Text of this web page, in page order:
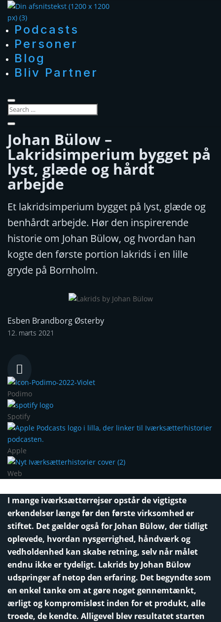
Podcasts
Personer
Blog
Bliv Partner
Johan Bülow –
Lakridsimperium bygget på
lyst, glæde og hårdt
arbejde
Et lakridsimperium bygget på lyst, glæde og
benhårdt arbejde. Hør den inspirerende
historie om Johan Bülow, og hvordan han
kogte den første portion lakrids i en lille
gryde på Bornholm.
Esben Brandborg Østerby
12. marts 2021

Podimo
Spotify
Apple
Web
I mange iværksætterrejser opstår de vigtigste
erkendelser længe før den første virksomhed er
stiftet. Det gælder også for Johan Bülow, der tidligt
oplevede, hvordan nysgerrighed, håndværk og
vedholdenhed kan skabe retning, selv når målet
endnu ikke er tydeligt. Lakrids by Johan Bülow
udspringer af netop den erfaring. Det begyndte som
en enkel tanke om at gøre noget gennemtænkt,
ærligt og kompromisløst inden for et produkt, alle
troede, de kendte. Alligevel blev resultatet starten